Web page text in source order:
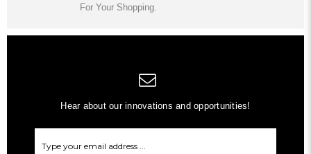
For Your Shopping.
Hear about our innovations and opportunities!